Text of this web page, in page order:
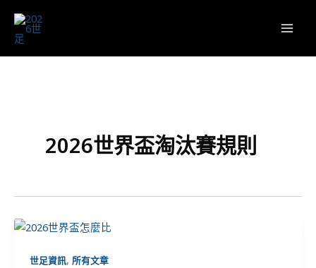
要
2026世界盃淘汰賽規則
世足資訊, 所有文章